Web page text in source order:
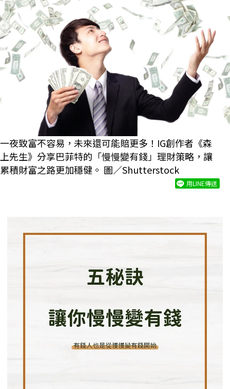
一夜致富不容易，未來還可能賠更多！IG創作者《森
上先生》分享巴菲特的「慢慢變有錢」理財策略，讓
累積財富之路更加穩健。 圖／Shutterstock
用LINE傳送